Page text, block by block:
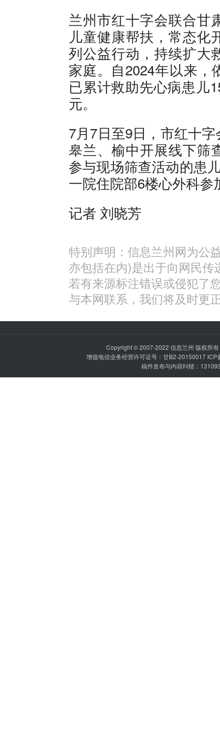
兰州市红十字会联合甘
儿童健康帮扶，常态化
列公益行动，持续扩大
家庭。自2024年以来，
已累计救助先心病患儿
元。
7月7日至9日，市红十
皋兰、榆中开展线下筛
参与现场筛查活动的患
一院住院部6楼心外科参
记者 刘晓芳
特别声明：信息兰州网为公
亦包括在内)是出于向网民
若有来源标注错误或侵犯了
与本网联系，我们将及时更
Copyright © 2007-2022 信息兰州 版权所
增值电信业务经营许可证号：甘B2-20150017 ICP
稿件发布与内容纠错：